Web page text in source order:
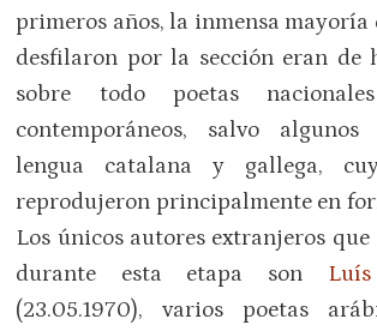
primeros años, la inmensa mayoría
desfilaron por la sección eran de
sobre todo poetas
contemporáneos, salvo
lengua catalana y gallega,
reprodujeron principalmente en
Los únicos autores extranjeros
durante esta etapa son
(23.05.1970), varios poetas